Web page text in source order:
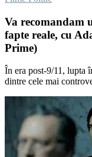
Va recomandam
fapte reale, cu
Prime)
În era post-9/11, lupta
dintre cele mai